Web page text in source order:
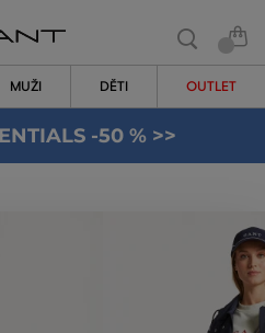
MUŽI DĚTI OUTLET
-50 % >>